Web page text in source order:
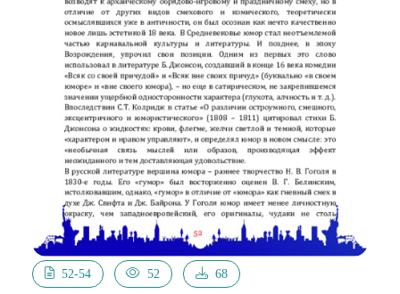
52-54 52 68